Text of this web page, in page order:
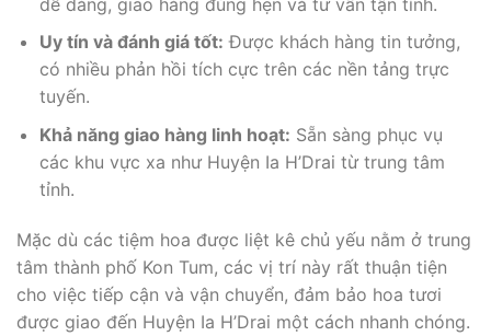
Uy tín và đánh giá tốt: Được khách hàng tin tưởng,
có nhiều phản hồi tích cực trên các nền tảng trực
tuyến.
Khả năng giao hàng linh hoạt: Sẵn sàng phục vụ
các khu vực xa như Huyện Ia H’Drai từ trung tâm
tỉnh.
Mặc dù các tiệm hoa được liệt kê chủ yếu nằm ở trung
tâm thành phố Kon Tum, các vị trí này rất thuận tiện
cho việc tiếp cận và vận chuyển, đảm bảo hoa tươi
được giao đến Huyện Ia H’Drai một cách nhanh chóng.